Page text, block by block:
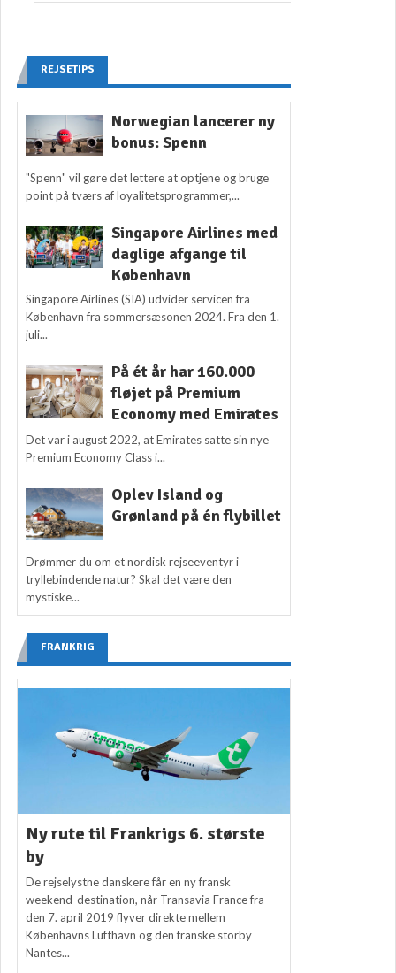
REJSETIPS
Norwegian lancerer ny
bonus: Spenn
"Spenn" vil gøre det lettere at optjene og bruge
point på tværs af loyalitetsprogrammer,...
Singapore Airlines med
daglige afgange til
København
Singapore Airlines (SIA) udvider servicen fra
København fra sommersæsonen 2024. Fra den 1.
juli...
På ét år har 160.000
fløjet på Premium
Economy med Emirates
Det var i august 2022, at Emirates satte sin nye
Premium Economy Class i...
Oplev Island og
Grønland på én flybillet
Drømmer du om et nordisk rejseeventyr i
tryllebindende natur? Skal det være den
mystiske...
FRANKRIG
Ny rute til Frankrigs 6. største
by
De rejselystne danskere får en ny fransk
weekend-destination, når Transavia France fra
den 7. april 2019 flyver direkte mellem
Københavns Lufthavn og den franske storby
Nantes...